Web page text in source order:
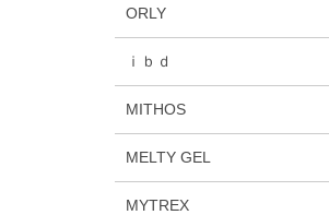
ORLY
ｉｂｄ
MITHOS
MELTY GEL
MYTREX